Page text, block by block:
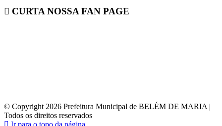
CURTA NOSSA FAN PAGE
© Copyright 2026 Prefeitura Municipal de BELÉM DE MARIA |
Todos os direitos reservados